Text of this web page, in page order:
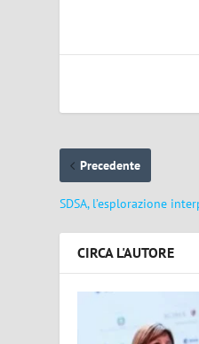
Precedente
SDSA, l’esplorazione
CIRCA L'AUTORE